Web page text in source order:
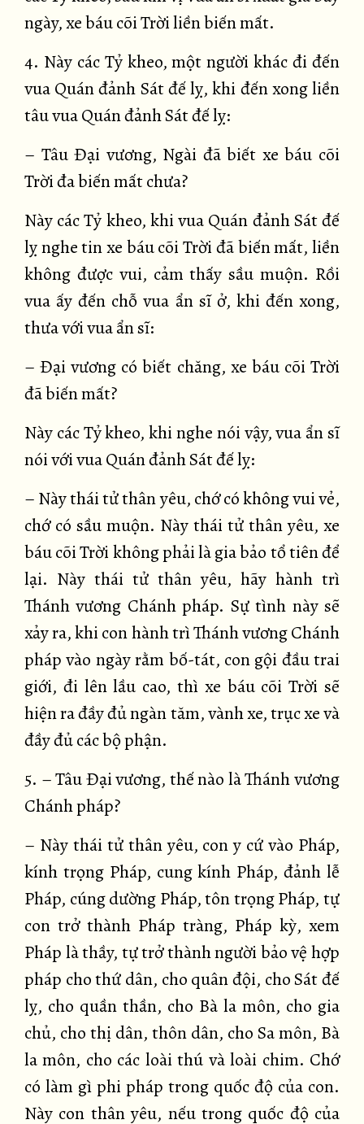
ngày, xe báu cõi Trời liền biến mất.
4. Này các Tỷ kheo, một người khác đi đến
vua Quán đảnh Sát đế lỵ, khi đến xong liền
tâu vua Quán đảnh Sát đế lỵ:
– Tâu Đại vương, Ngài đã biết xe báu cõi
Trời đa biến mất chưa?
Này các Tỷ kheo, khi vua Quán đảnh Sát đế
lỵ nghe tin xe báu cõi Trời đã biến mất, liền
không được vui, cảm thấy sầu muộn. Rồi
vua ấy đến chỗ vua ẩn sĩ ở, khi đến xong,
thưa với vua ẩn sĩ:
– Đại vương có biết chăng, xe báu cõi Trời
đã biến mất?
Này các Tỷ kheo, khi nghe nói vậy, vua ẩn sĩ
nói với vua Quán đảnh Sát đế lỵ:
– Này thái tử thân yêu, chớ có không vui vẻ,
chớ có sầu muộn. Này thái tử thân yêu, xe
báu cõi Trời không phải là gia bảo tổ tiên để
lại. Này thái tử thân yêu, hãy hành trì
Thánh vương Chánh pháp. Sự tình này sẽ
xảy ra, khi con hành trì Thánh vương Chánh
pháp vào ngày rằm bố-tát, con gội đầu trai
giới, đi lên lầu cao, thì xe báu cõi Trời sẽ
hiện ra đầy đủ ngàn tăm, vành xe, trục xe và
đầy đủ các bộ phận.
5. – Tâu Đại vương, thế nào là Thánh vương
Chánh pháp?
– Này thái tử thân yêu, con y cứ vào Pháp,
kính trọng Pháp, cung kính Pháp, đảnh lễ
Pháp, cúng dường Pháp, tôn trọng Pháp, tự
con trở thành Pháp tràng, Pháp kỳ, xem
Pháp là thầy, tự trở thành người bảo vệ hợp
pháp cho thứ dân, cho quân đội, cho Sát đế
lỵ, cho quần thần, cho Bà la môn, cho gia
chủ, cho thị dân, thôn dân, cho Sa môn, Bà
la môn, cho các loài thú và loài chim. Chớ
có làm gì phi pháp trong quốc độ của con.
Này con thân yêu, nếu trong quốc độ của